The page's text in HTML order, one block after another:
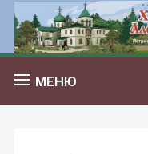
МЕНЮ